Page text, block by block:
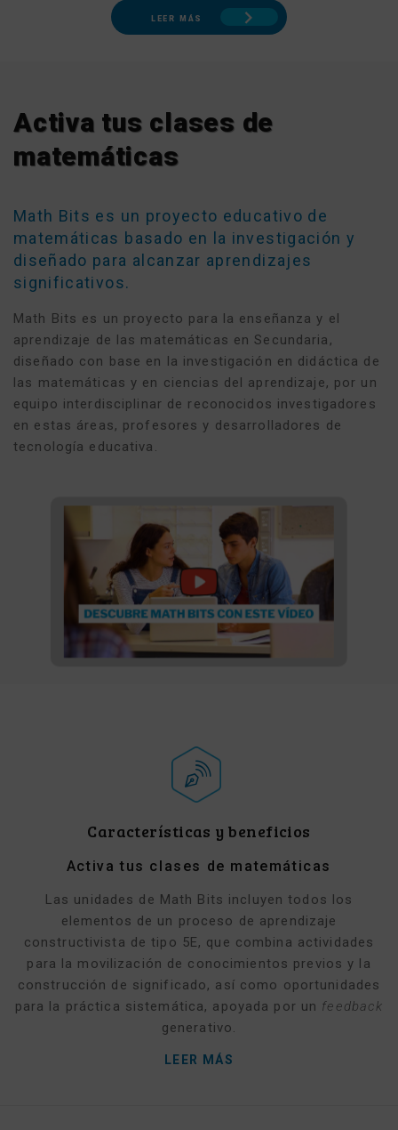
LEER MÁS
Activa tus clases de
matemáticas
Math Bits es un proyecto educativo de
matemáticas basado en la investigación y
diseñado para alcanzar aprendizajes
significativos.
Math Bits es un proyecto para la enseñanza y el
aprendizaje de las matemáticas en Secundaria,
diseñado con base en la investigación en didáctica de
las matemáticas y en ciencias del aprendizaje, por un
equipo interdisciplinar de reconocidos investigadores
en estas áreas, profesores y desarrolladores de
tecnología educativa.
Características y beneficios
Activa tus clases de matemáticas
Las unidades de Math Bits incluyen todos los
elementos de un proceso de aprendizaje
constructivista de tipo 5E, que combina actividades
para la movilización de conocimientos previos y la
construcción de significado, así como oportunidades
para la práctica sistemática, apoyada por un feedback
generativo.
LEER MÁS